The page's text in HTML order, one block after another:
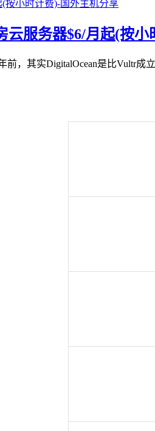
云服务器$6/月起(按小
，其实DigitalOcean是比Vultr